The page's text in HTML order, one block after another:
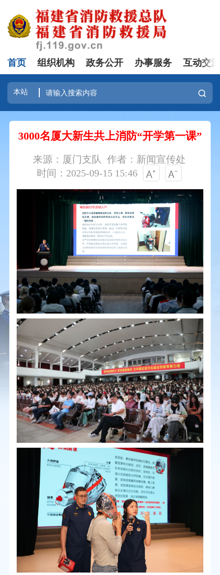
首页 组织机构 政务公开 办事服务 互动交
3000名厦大新生共上消防“开学第一课”
来源：厦门支队
作者：新闻宣传处
时间：2025-09-15 15:46